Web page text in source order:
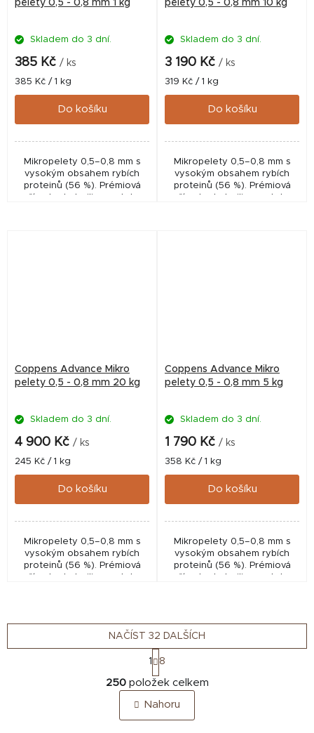
pelety 0,5 - 0,8 mm 1 kg
Skladem do 3 dní.
385 Kč / ks
Měrná
cena:
385 Kč / 1 kg
Do košíku
Mikropelety 0,5–0,8 mm s
vysokým obsahem rybích
proteinů (56 %). Prémiová
pelety 0,5 - 0,8 mm 10 kg
Skladem do 3 dní.
3 190 Kč / ks
Měrná
cena:
319 Kč / 1 kg
Do košíku
Mikropelety 0,5–0,8 mm s
vysokým obsahem rybích
proteinů (56 %). Prémiová
Coppens Advance Mikro
pelety 0,5 - 0,8 mm 20 kg
Skladem do 3 dní.
4 900 Kč / ks
Měrná
cena:
245 Kč / 1 kg
Do košíku
Mikropelety 0,5–0,8 mm s
vysokým obsahem rybích
proteinů (56 %). Prémiová
Coppens Advance Mikro
pelety 0,5 - 0,8 mm 5 kg
Skladem do 3 dní.
1 790 Kč / ks
Měrná
cena:
358 Kč / 1 kg
Do košíku
Mikropelety 0,5–0,8 mm s
vysokým obsahem rybích
proteinů (56 %). Prémiová
O
v
l
á
NAČÍST 32 DALŠÍCH
S
t
r
á
n
k
1 8
250položek celkem
Nahoru